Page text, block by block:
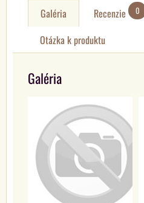
Galéria Recenzie 0
Otázka k produktu
Galéria